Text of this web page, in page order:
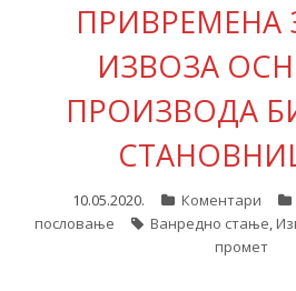
Претрага
Актуелно
Подаци
О нама
ПРИВРЕМЕНА
ИЗВОЗА
ПРОИЗВОДА
10.05.2020. Коментари
пословање
Ванредно стање,
промет